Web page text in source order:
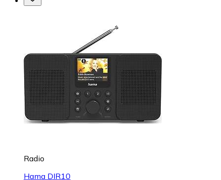
Radio
Hama DIR10